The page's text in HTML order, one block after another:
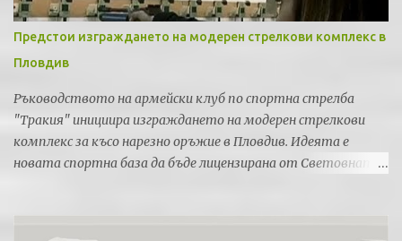
Предстои изграждането на модерен стрелкови комплекс в
Пловдив
Ръководството на армейски клуб по спортна стрелба
"Тракия" инициира изграждането на модерен стрелкови
комплекс за късо нарезно оръжие в Пловдив. Идеята е
новата спортна база да бъде лицензирана от Световната